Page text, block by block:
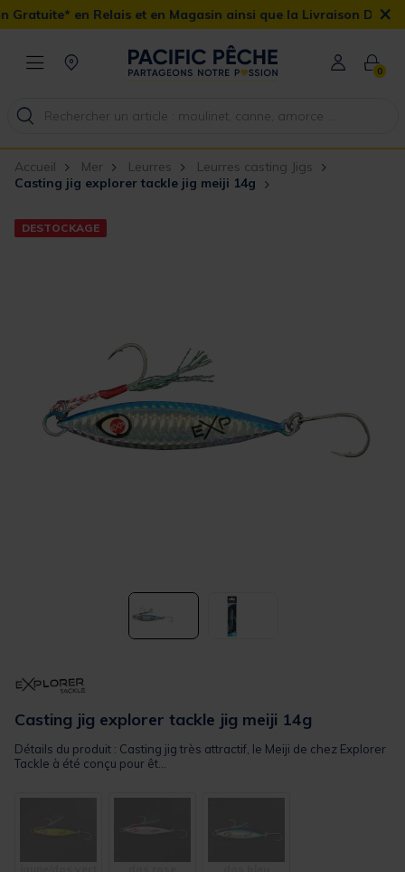
et en Magasin ainsi que la Livraison Domicile offerte dès
×
0
Accueil Mer Leurres
Leurres casting Jigs
Casting jig explorer tackle jig meiji 14g
DESTOCKAGE
Casting jig explorer tackle jig meiji 14g
Détails du produit : Casting jig très attractif, le Meiji de chez Explorer
Tackle à été conçu pour êt...